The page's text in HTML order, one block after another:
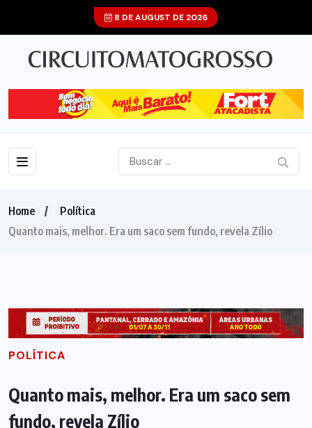
8 DE AUGUST DE 2026
Home
Política
Quanto mais, melhor. Era um saco sem fundo, revela Zílio
POLÍTICA
Quanto mais, melhor. Era um saco sem
fundo, revela Zílio